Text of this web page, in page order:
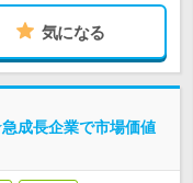
気になる
成長企業で市場価値